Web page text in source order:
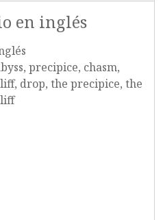
en inglés
precipice, chasm,
drop, the precipice, the